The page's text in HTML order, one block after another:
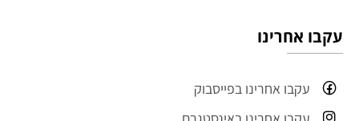
עקבו אחרינו
עקבו אחרינו בפייסבוק